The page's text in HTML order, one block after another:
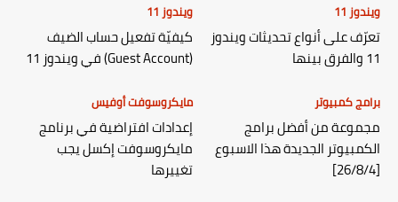
ويندوز 11
تعرّف على أنواع تحديثات ويندوز
11 والفرق بينها
ويندوز 11
كيفيّة تفعيل حساب الضيف
(Guest Account) في ويندوز 11
برامج كمبيوتر
مجموعة من أفضل برامج
الكمبيوتر الجديدة هذا الاسبوع
[26/8/4]
مايكروسوفت أوفيس
إعدادات افتراضية في برنامج
مايكروسوفت إكسل يجب
تغييرها